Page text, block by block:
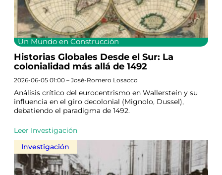
Un Mundo en Construcción
Historias Globales Desde el Sur: La
colonialidad más allá de 1492
2026-06-05 01:00 – José-Romero Losacco
Análisis crítico del eurocentrismo en Wallerstein y su
influencia en el giro decolonial (Mignolo, Dussel),
debatiendo el paradigma de 1492.
Leer Investigación
Investigación